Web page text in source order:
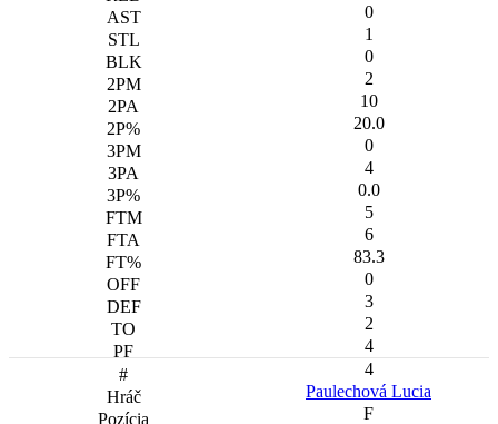
0
1
0
2
10
20.0
0
4
0.0
5
6
83.3
0
3
2
4
4
Paulechová Lucia
F